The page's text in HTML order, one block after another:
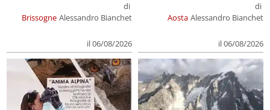
Brissogne
di
Alessandro Bianchet
il 06/08/2026
Aosta
di
Alessandro Bianchet
il 06/08/2026